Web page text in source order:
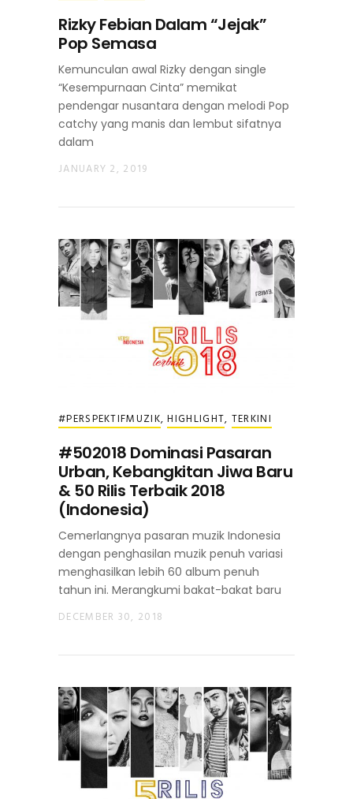
Rizky Febian Dalam “Jejak”
Pop Semasa
Kemunculan awal Rizky dengan single
“Kesempurnaan Cinta” memikat
pendengar nusantara dengan melodi Pop
catchy yang manis dan lembut sifatnya
dalam
JANUARY 2, 2019
#PERSPEKTIFMUZIK,HIGHLIGHT, TERKINI
#502018 Dominasi Pasaran
Urban, Kebangkitan Jiwa Baru
& 50 Rilis Terbaik 2018
(Indonesia)
Cemerlangnya pasaran muzik Indonesia
dengan penghasilan muzik penuh variasi
menghasilkan lebih 60 album penuh
tahun ini. Merangkumi bakat-bakat baru
DECEMBER 30, 2018